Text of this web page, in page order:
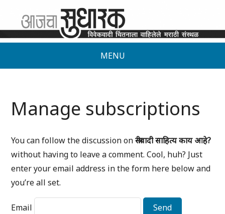
MENU
Manage subscriptions
You can follow the discussion onस्त्रीवादी साहित्य काय आहे?
without having to leave a comment. Cool, huh? Just
enter your email address in the form here below and
you’re all set.
Email